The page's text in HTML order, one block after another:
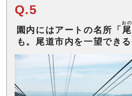
Q.5
園内にはアートの名所「
お
も。尾道市内を一望でき